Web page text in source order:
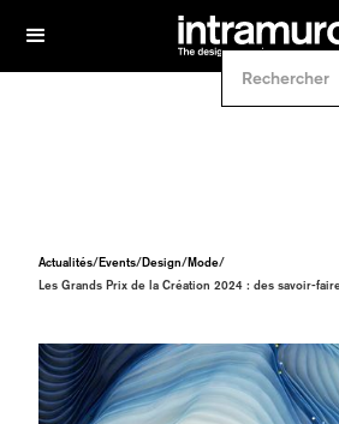
Actualités/Events/Design/Mode/
Les Grands Prix de la Création 2024 : des savoir-